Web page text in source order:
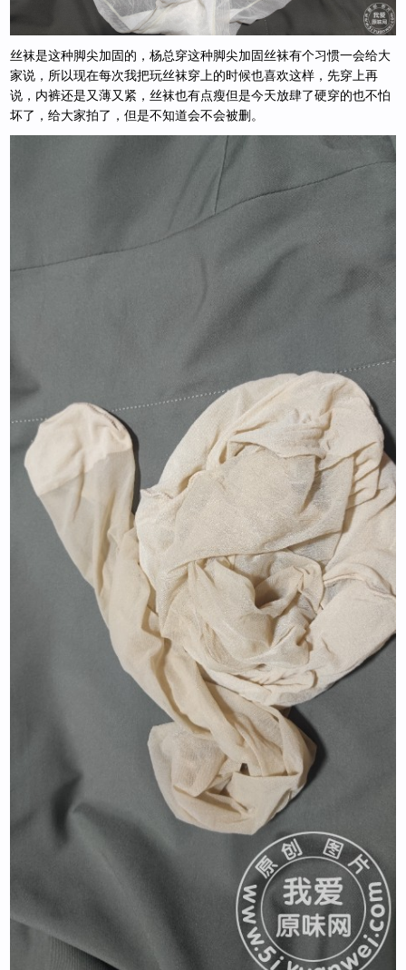
丝袜是这种脚尖加固的，杨总穿这种脚尖加固丝袜有个习惯一会给大
家说，所以现在每次我把玩丝袜穿上的时候也喜欢这样，先穿上再
说，内裤还是又薄又紧，丝袜也有点瘦但是今天放肆了硬穿的也不怕
坏了，给大家拍了，但是不知道会不会被删。